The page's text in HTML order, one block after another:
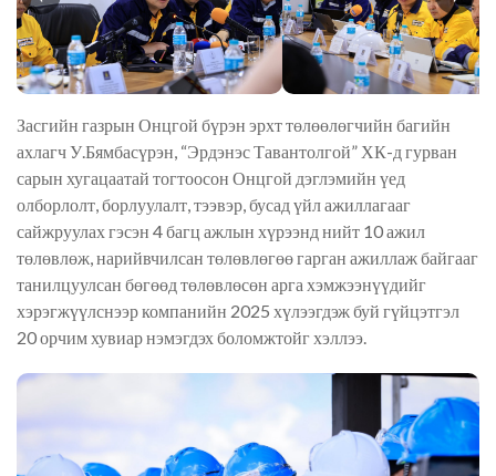
Засгийн газрын Онцгой бүрэн эрхт төлөөлөгчийн багийн
ахлагч У.Бямбасүрэн, “Эрдэнэс Тавантолгой” ХК-д гурван
сарын хугацаатай тогтоосон Онцгой дэглэмийн үед
олборлолт, борлуулалт, тээвэр, бусад үйл ажиллагааг
сайжруулах гэсэн 4 багц ажлын хүрээнд нийт 10 ажил
төлөвлөж, нарийвчилсан төлөвлөгөө гарган ажиллаж байгааг
танилцуулсан бөгөөд төлөвлөсөн арга хэмжээнүүдийг
хэрэгжүүлснээр компанийн 2025 хүлээгдэж буй гүйцэтгэл
20 орчим хувиар нэмэгдэх боломжтойг хэллээ.